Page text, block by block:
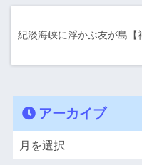
紀淡海峡に浮かぶ友が島【
アーカイブ